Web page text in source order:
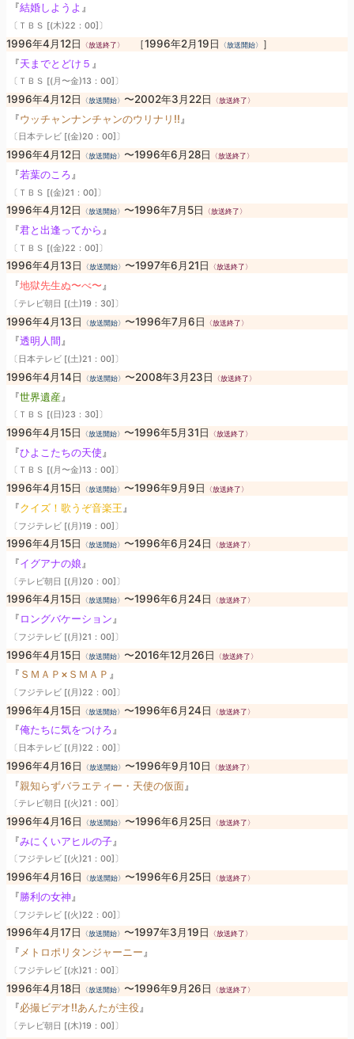
『結婚しようよ 』
〔ＴＢＳ [(木)22：00]〕
1996年4月12日 〈放送終了〉 ［1996年2月19日 〈放送開始〉
］
『天までとどけ５ 』
〔ＴＢＳ [(月〜金)13：00]〕
1996年4月12日 〈放送開始〉 〜2002年3月22日 〈放送終了〉
『ウッチャンナンチャンのウリナリ!! 』
〔日本テレビ [(金)20：00]〕
1996年4月12日 〈放送開始〉 〜1996年6月28日 〈放送終了〉
『若葉のころ 』
〔ＴＢＳ [(金)21：00]〕
1996年4月12日 〈放送開始〉 〜1996年7月5日 〈放送終了〉
『君と出逢ってから 』
〔ＴＢＳ [(金)22：00]〕
1996年4月13日 〈放送開始〉 〜1997年6月21日 〈放送終了〉
『地獄先生ぬ〜べ〜 』
〔テレビ朝日 [(土)19：30]〕
1996年4月13日 〈放送開始〉 〜1996年7月6日 〈放送終了〉
『透明人間』
〔日本テレビ [(土)21：00]〕
1996年4月14日 〈放送開始〉 〜2008年3月23日 〈放送終了〉
『世界遺産』
〔ＴＢＳ [(日)23：30]〕
1996年4月15日 〈放送開始〉 〜1996年5月31日 〈放送終了〉
『ひよこたちの天使 』
〔ＴＢＳ [(月〜金)13：00]〕
1996年4月15日 〈放送開始〉 〜1996年9月9日 〈放送終了〉
『クイズ！歌うぞ音楽王 』
〔フジテレビ [(月)19：00]〕
1996年4月15日 〈放送開始〉 〜1996年6月24日 〈放送終了〉
『イグアナの娘 』
〔テレビ朝日 [(月)20：00]〕
1996年4月15日 〈放送開始〉 〜1996年6月24日 〈放送終了〉
『ロングバケーション 』
〔フジテレビ [(月)21：00]〕
1996年4月15日 〈放送開始〉 〜2016年12月26日 〈放送終了〉
『 ＳＭＡＰ×ＳＭＡＰ 』
〔フジテレビ [(月)22：00]〕
1996年4月15日 〈放送開始〉 〜1996年6月24日 〈放送終了〉
『俺たちに気をつけろ』
〔日本テレビ [(月)22：00]〕
1996年4月16日 〈放送開始〉 〜1996年9月10日 〈放送終了〉
『親知らずバラエティー・天使の仮面』
〔テレビ朝日 [(火)21：00]〕
1996年4月16日 〈放送開始〉 〜1996年6月25日 〈放送終了〉
『みにくいアヒルの子』
〔フジテレビ [(火)21：00]〕
1996年4月16日 〈放送開始〉 〜1996年6月25日 〈放送終了〉
『勝利の女神 』
〔フジテレビ [(火)22：00]〕
1996年4月17日 〈放送開始〉 〜1997年3月19日 〈放送終了〉
『 メトロポリタンジャーニー 』
〔フジテレビ [(水)21：00]〕
1996年4月18日 〈放送開始〉 〜1996年9月26日 〈放送終了〉
『必撮ビデオ!!あんたが主役』
〔テレビ朝日 [(木)19：00]〕